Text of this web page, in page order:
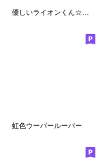
虹色ウーパールーパー